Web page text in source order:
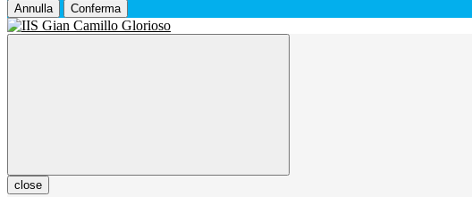
Annulla Conferma
close